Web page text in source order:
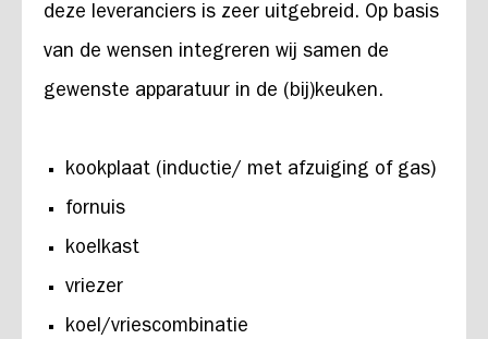
deze leveranciers is zeer uitgebreid. Op basis
van de wensen integreren wij samen de
gewenste apparatuur in de (bij)keuken.
kookplaat (inductie/ met afzuiging of gas)
fornuis
koelkast
vriezer
koel/vriescombinatie